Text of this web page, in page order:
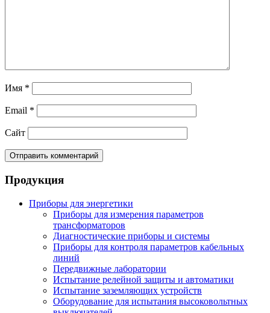
Имя *
Email *
Сайт
Продукция
Приборы для энергетики
Приборы для измерения параметров
трансформаторов
Диагностические приборы и системы
Приборы для контроля параметров кабельных
линий
Передвижные лаборатории
Испытание релейной защиты и автоматики
Испытание заземляющих устройств
Оборудование для испытания высоковольтных